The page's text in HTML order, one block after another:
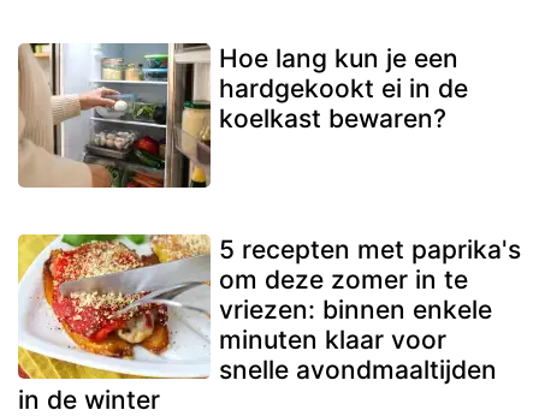
Hoe lang kun je een
hardgekookt ei in de
koelkast bewaren?
5 recepten met paprika's
om deze zomer in te
vriezen: binnen enkele
minuten klaar voor
snelle avondmaaltijden
in de winter